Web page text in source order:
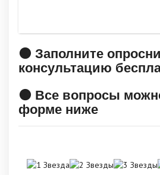
🟠 Заполните
консультацию
🟠 Все вопросы
форме ниже